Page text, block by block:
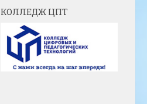
КОЛЛЕДЖ ЦПТ